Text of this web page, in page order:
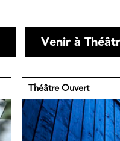
Venir à
Théâtre Ouvert